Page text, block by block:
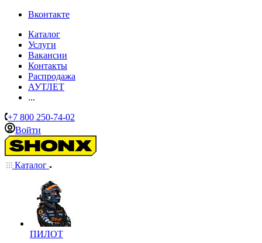
Вконтакте
Каталог
Услуги
Вакансии
Контакты
Распродажа
АУТЛЕТ
...
+7 800 250-74-02
Войти
Каталог
ПИЛОТ